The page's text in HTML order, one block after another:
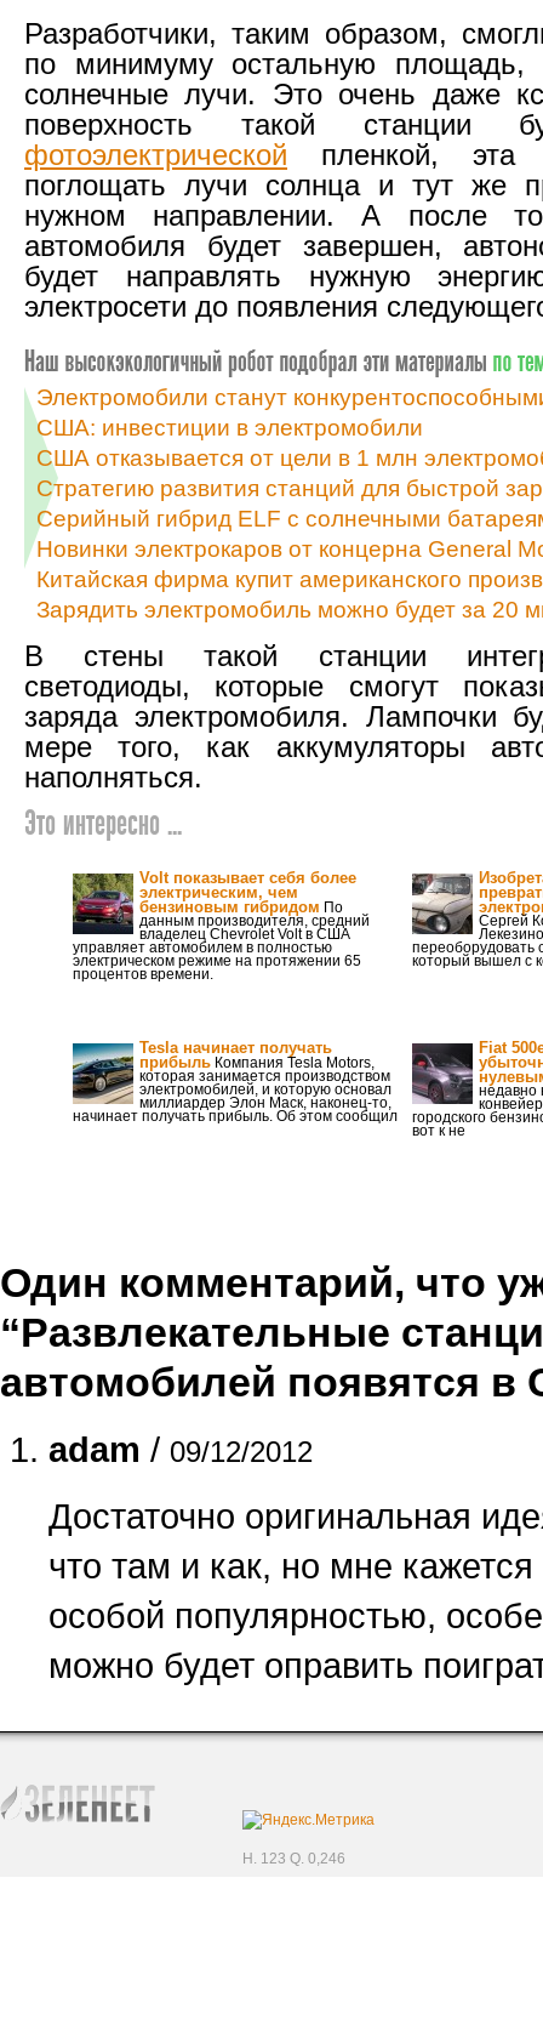
Разработчики, таким образом,
по минимуму остальную площадь,
солнечные лучи. Это очень даже
поверхность такой станции
фотоэлектрической пленкой, эта
поглощать лучи солнца и тут же
нужном направлении. А после
автомобиля будет завершен,
будет направлять нужную
электросети до появления
Электромобили станут
США: инвестиции в электромобили
США отказывается от цели в 1 млн
Стратегию развития станций для быстрой
Серийный гибрид ELF с солнечными
Новинки электрокаров от концерна General
Китайская фирма купит американского
Зарядить электромобиль можно будет за 20
В стены такой станции
светодиоды, которые смогут
заряда электромобиля. Лампочки
мере того, как аккумуляторы
наполняться.
Это интересно ...
Volt показывает себя более
электрическим, чем
бензиновым гибридом По
данным производителя, средний
владелец Chevrolet Volt в США
управляет автомобилем в полностью
электрическом режиме на протяжении 65
процентов времени.
Сергей
переоборудовать
который вышел с
Tesla начинает получать
прибыль Компания Tesla Motors,
которая занимается производством
электромобилей, и которую основал
миллиардер Элон Маск, наконец-то,
начинает получать прибыль. Об этом сообщил
Fiat
недавно
городского
вот к не
Один комментарий, что
“Развлекательные
автомобилей появятся
adam / 09/12/2012
Достаточно оригинальная
что там и как, но мне
особой популярностью,
можно будет оправить
H. 123 Q. 0,246